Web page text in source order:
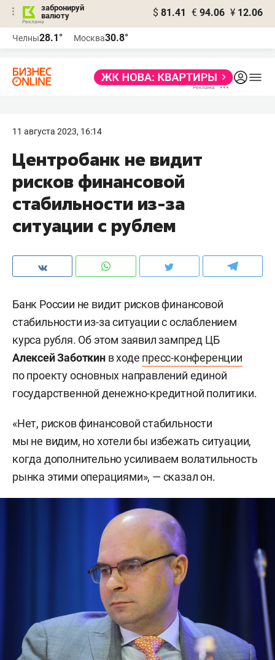
забронируй
валюту
$ 81.41 € 94.06 ¥ 12.06
Челны28.1° Москва30.8°
11 августа 2023, 16:14
Центробанк не видит
рисков финансовой
стабильности из-за
ситуации с рублем
Банк России не видит рисков финансовой
стабильности из-за ситуации с ослаблением
курса рубля. Об этом заявил зампред ЦБ
Алексей Заботкинв ходе пресс-конференции
по проекту основных направлений единой
государственной денежно-кредитной политики.
«Нет, рисков финансовой стабильности
мы не видим, но хотели бы избежать ситуации,
когда дополнительно усиливаем волатильность
рынка этими операциями», — сказал он.